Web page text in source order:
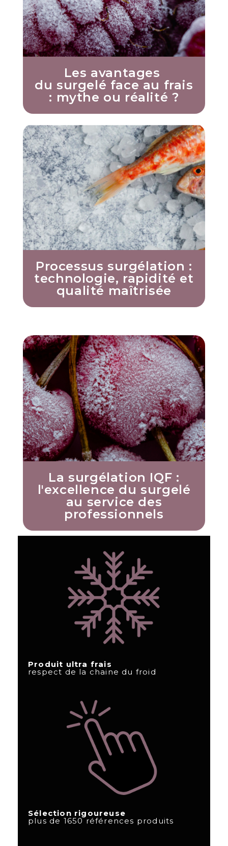
Les avantages
du surgelé face au frais
: mythe ou réalité ?
Processus surgélation :
technologie, rapidité et
qualité maîtrisée
La surgélation IQF :
l'excellence du surgelé
au service des
professionnels
Produit ultra frais
respect de la chaine du froid
Sélection rigoureuse
plus de 1650 références produits